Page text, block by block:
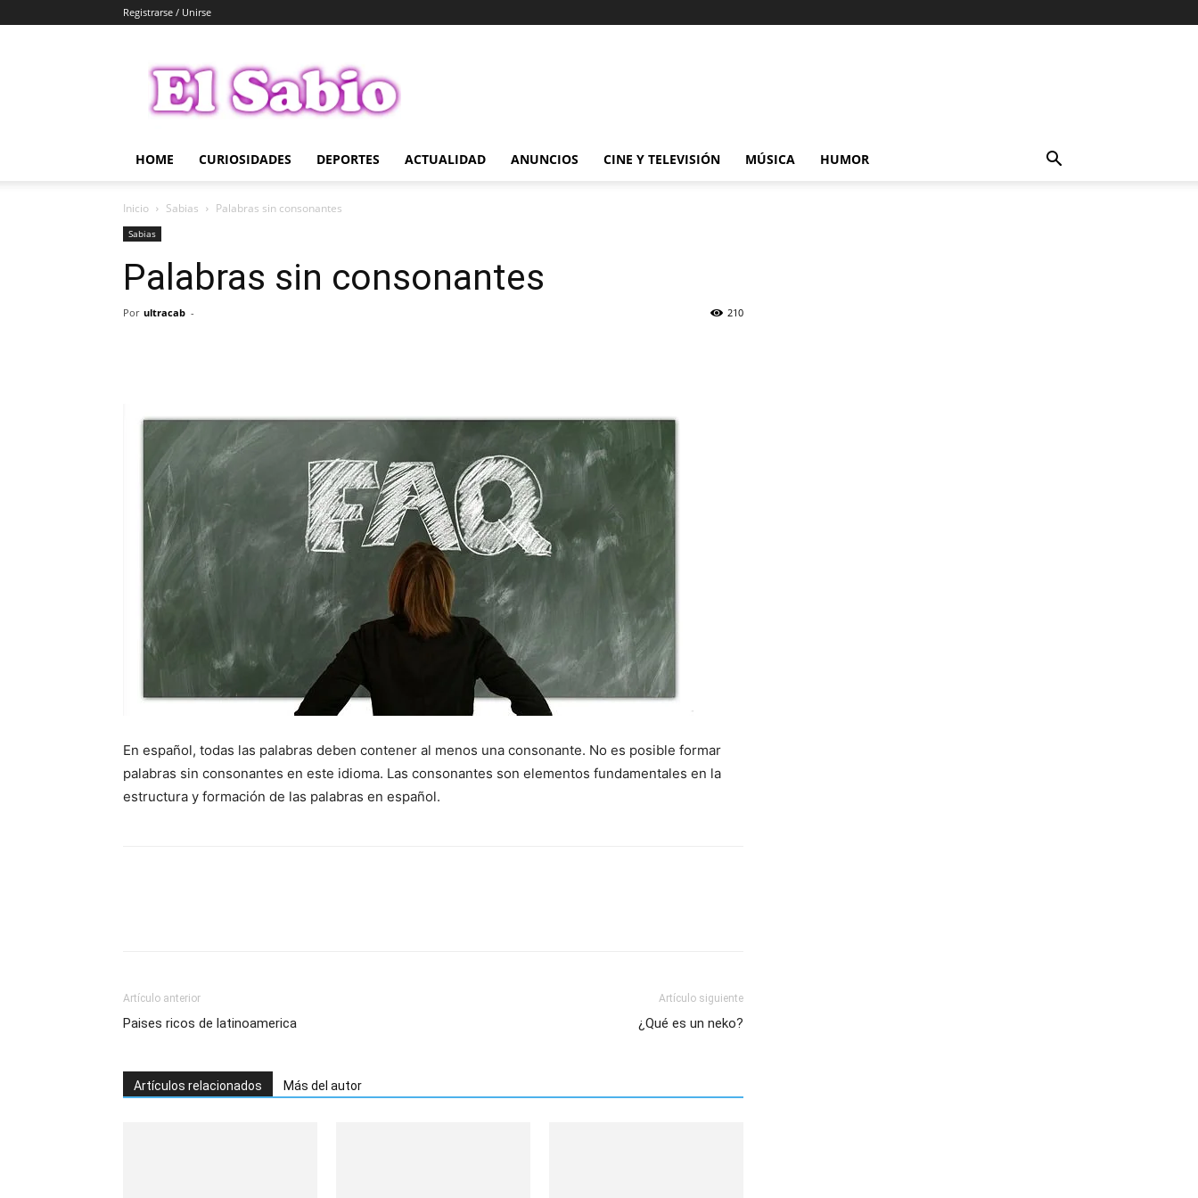
Registrarse / Unirse
Sabio
HOME CURIOSIDADES DEPORTES ACTUALIDAD ANUNCIOS CINE Y TELEVISIÓN MÚSICA HUMOR
Inicio Sabias Palabras sin consonantes
Sabias
Palabras sin consonantes
Por ultracab - 210
En español, todas las palabras deben contener al menos una consonante. No es posible formar
palabras sin consonantes en este idioma. Las consonantes son elementos fundamentales en la
estructura y formación de las palabras en español.
Artículo anterior
Paises ricos de latinoamerica
Artículo siguiente
¿Qué es un neko?
Artículos relacionados Más del autor